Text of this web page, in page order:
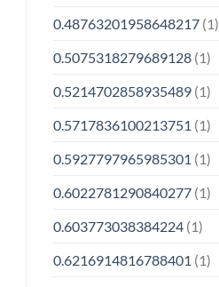
0.48763201958648217(1)
0.5075318279689128(1)
0.5214702858935489(1)
0.5717836100213751 (1)
0.5927797965985301 (1)
0.6022781290840277(1)
0.603773038384224(1)
0.6216914816788401 (1)